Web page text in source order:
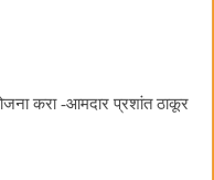
करा -आमदार प्रशांत ठाकूर